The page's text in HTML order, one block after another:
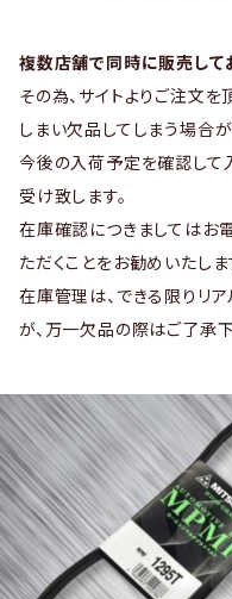
複数店舗で同時に販売して
その為、サイトよりご注文
しまい欠品してしまう場合が
今後の入荷予定を確認して
受け致します。
在庫確認につきましてはお
ただくことをお勧めいたしま
在庫管理は、できる限りリ
が、万一欠品の際はご了承